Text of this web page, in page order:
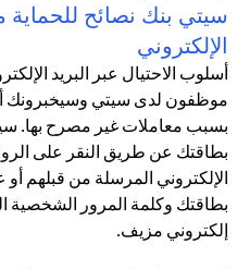
سيتي بنك نصائح للحماية
الإلكتروني
أسلوب الاحتيال عبر البريد
موظفون لدى سيتي وسيخبرونك
بسبب معاملات غير مصرح بها.
بطاقتك عن طريق النقر على
الإلكتروني المرسلة من قبلهم
بطاقتك وكلمة المرور الشخصية
إلكتروني مزيف.